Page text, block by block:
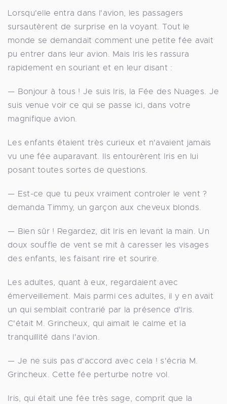
Lorsqu'elle entra dans l'avion, les passagers
sursautèrent de surprise en la voyant. Tout le
monde se demandait comment une petite fée avait
pu entrer dans leur avion. Mais Iris les rassura
rapidement en souriant et en leur disant :
— Bonjour à tous ! Je suis Iris, la Fée des Nuages. Je
suis venue voir ce qui se passe ici, dans votre
magnifique avion.
Les enfants étaient très curieux et n'avaient jamais
vu une fée auparavant. Ils entourèrent Iris en lui
posant toutes sortes de questions.
— Est-ce que tu peux vraiment controler le vent ?
demanda Timmy, un garçon aux cheveux blonds.
— Bien sûr ! Regardez, dit Iris en levant la main. Un
doux souffle de vent se mit à caresser les visages
des enfants, les faisant rire et sourire.
Les adultes, quant à eux, regardaient avec
émerveillement. Mais parmi ces adultes, il y en avait
un qui semblait contrarié par la présence d'Iris.
C'était M. Grincheux, qui aimait le calme et la
tranquillité dans l'avion.
— Je ne suis pas d'accord avec cela ! s'écria M.
Grincheux. Cette fée perturbe notre vol.
Iris, qui était une fée très sage, comprit que la